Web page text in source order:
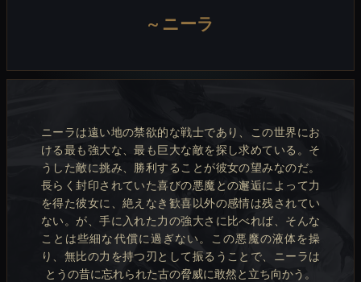
~ ニーラ
ニーラは遠い地の禁欲的な戦士であり、この世界にお
ける最も強大な、最も巨大な敵を探し求めている。そ
うした敵に挑み、勝利することが彼女の望みなのだ。
長らく封印されていた喜びの悪魔との邂逅によって力
を得た彼女に、絶えなき歓喜以外の感情は残されてい
ない。が、手に入れた力の強大さに比べれば、そんな
ことは些細な代償に過ぎない。この悪魔の液体を操
り、無比の力を持つ刃として振るうことで、ニーラは
とうの昔に忘れられた古の脅威に敢然と立ち向かう。